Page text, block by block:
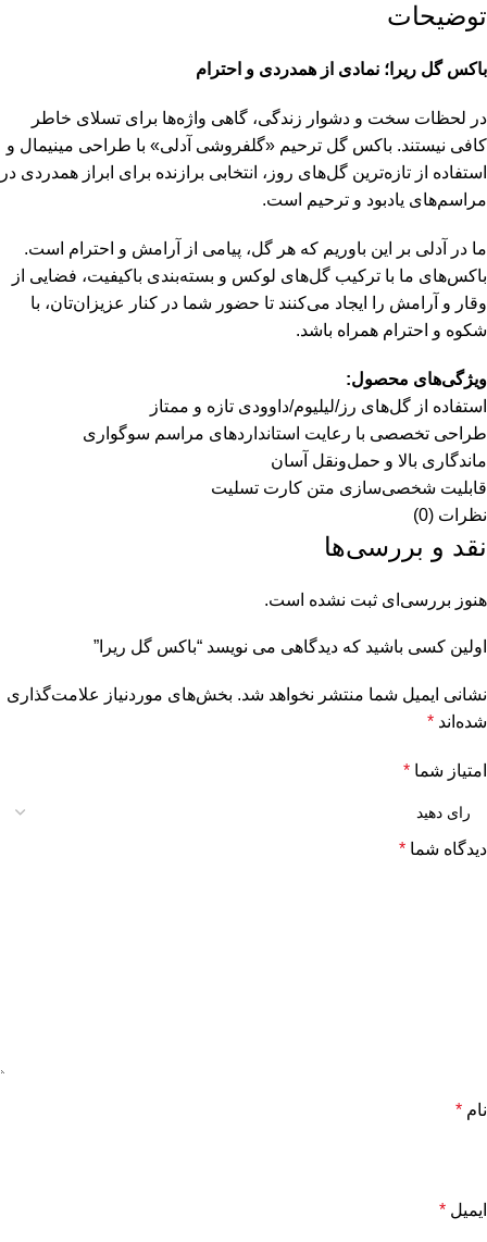
توضیحات
باکس گل ریرا؛ نمادی از همدردی و احترام
در لحظات سخت و دشوار زندگی، گاهی واژه‌ها برای تسلای خاطر
کافی نیستند. باکس گل ترحیم «گلفروشی آدلی» با طراحی مینیمال و
استفاده از تازه‌ترین گل‌های روز، انتخابی برازنده برای ابراز همدردی در
مراسم‌های یادبود و ترحیم است.
ما در آدلی بر این باوریم که هر گل، پیامی از آرامش و احترام است.
باکس‌های ما با ترکیب گل‌های لوکس و بسته‌بندی باکیفیت، فضایی از
وقار و آرامش را ایجاد می‌کنند تا حضور شما در کنار عزیزان‌تان، با
شکوه و احترام همراه باشد.
ویژگی‌های محصول:
استفاده از گل‌های رز/لیلیوم/داوودی تازه و ممتاز
طراحی تخصصی با رعایت استانداردهای مراسم سوگواری
ماندگاری بالا و حمل‌ونقل آسان
قابلیت شخصی‌سازی متن کارت تسلیت
نظرات (0)
نقد و بررسی‌ها
هنوز بررسی‌ای ثبت نشده است.
اولین کسی باشید که دیدگاهی می نویسد “باکس گل ریرا”
نشانی ایمیل شما منتشر نخواهد شد. بخش‌های موردنیاز علامت‌گذاری
شده‌اند *
امتیاز شما *
دیدگاه شما *
نام *
ایمیل *